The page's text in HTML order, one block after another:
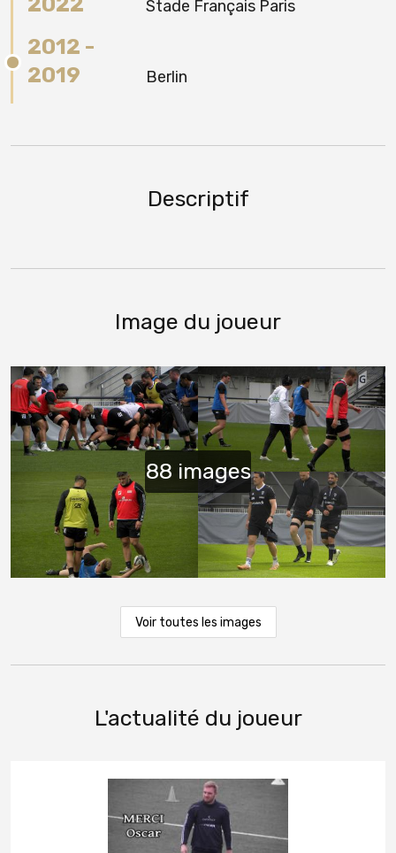
Stade Français Paris
2012 -
2019
Berlin
Descriptif
Image du joueur
Voir toutes les images
L'actualité du joueur